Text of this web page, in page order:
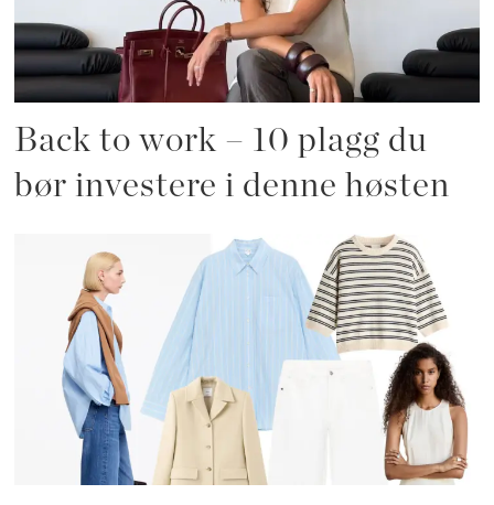
Back to work – 10 plagg du
bør investere i denne høsten